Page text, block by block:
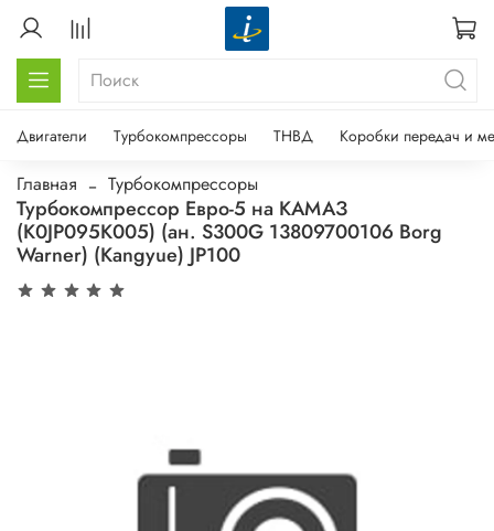
Двигатели Турбокомпрессоры ТНВД Коробки передач и
Главная Турбокомпрессоры
Турбокомпрессор Евро-5 на КАМАЗ
(K0JP095K005) (ан. S300G 13809700106 Borg
Warner) (Kangyue) JP100